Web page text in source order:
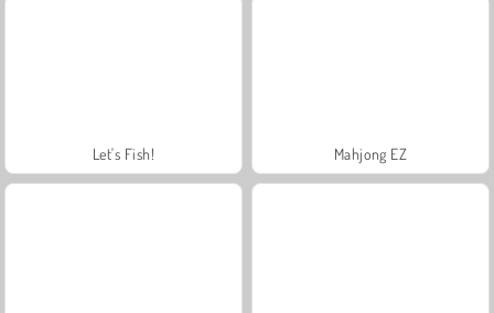
Let's Fish! Mahjong EZ